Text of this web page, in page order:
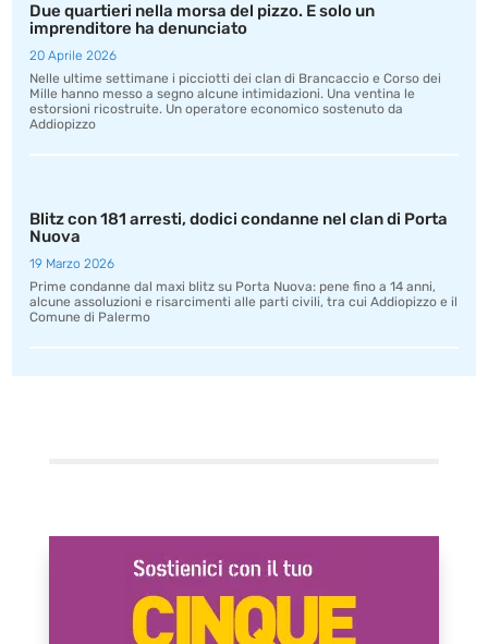
Due quartieri nella morsa del pizzo. E solo un
imprenditore ha denunciato
20 Aprile 2026
Nelle ultime settimane i picciotti dei clan di Brancaccio e Corso dei
Mille hanno messo a segno alcune intimidazioni. Una ventina le
estorsioni ricostruite. Un operatore economico sostenuto da
Addiopizzo
Blitz con 181 arresti, dodici condanne nel clan di Porta
Nuova
19 Marzo 2026
Prime condanne dal maxi blitz su Porta Nuova: pene fino a 14 anni,
alcune assoluzioni e risarcimenti alle parti civili, tra cui Addiopizzo e il
Comune di Palermo